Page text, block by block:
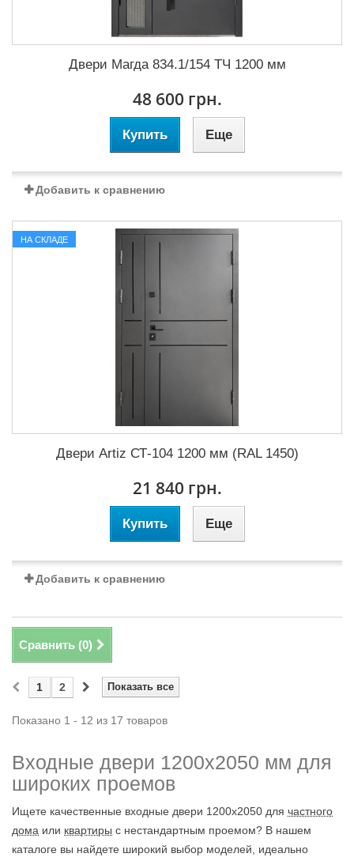
Двери Магда 834.1/154 ТЧ 1200 мм
48 600 грн.
Купить Еще
Добавить к сравнению
НА СКЛАДЕ
Двери Artiz СТ-104 1200 мм (RAL 1450)
21 840 грн.
Купить Еще
Добавить к сравнению
Сравнить (0)
Показать все
1 2
Показано 1 - 12 из 17 товаров
Входные двери 1200х2050 мм для
широких проемов
Ищете качественные входные двери 1200х2050 для частного
дома или квартиры с нестандартным проемом? В нашем
каталоге вы найдете широкий выбор моделей, идеально